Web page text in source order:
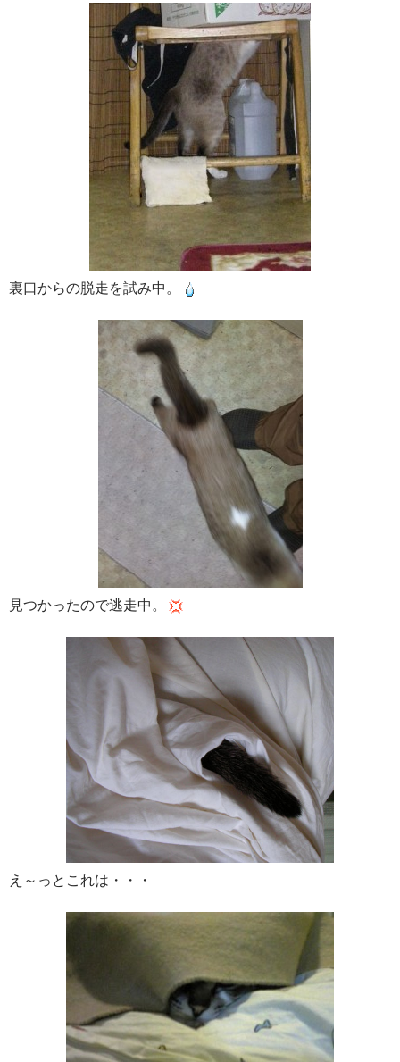
裏口からの脱走を試み中。
見つかったので逃走中。
え～っとこれは・・・